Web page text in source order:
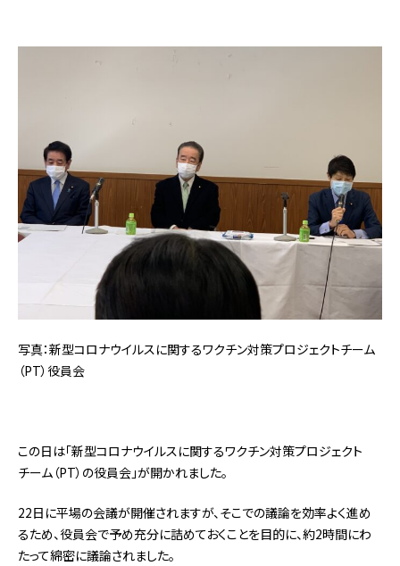
写真：新型コロナウイルスに関するワクチン対策プロジェクトチーム
（PT）役員会
この日は「新型コロナウイルスに関するワクチン対策プロジェクト
チーム（PT）の役員会」が開かれました。
22日に平場の会議が開催されますが、そこでの議論を効率よく進め
るため、役員会で予め充分に詰めておくことを目的に、約2時間にわ
たって綿密に議論されました。